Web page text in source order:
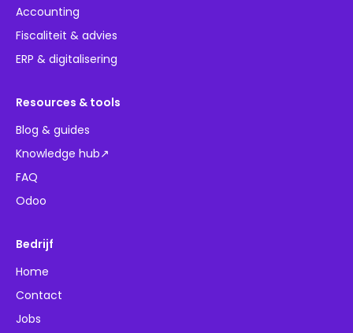
Accounting
Fiscaliteit & advies
ERP & digitalisering
Resources & tools
Blog & guides
Knowledge hub↗
FAQ
Odoo
Bedrijf
Home
Contact
Jobs